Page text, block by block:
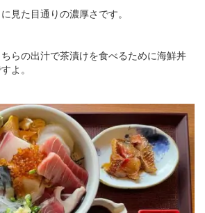
見た目通りの濃厚さです。
らの出汁で茶漬けを食べるために海鮮丼
よ。